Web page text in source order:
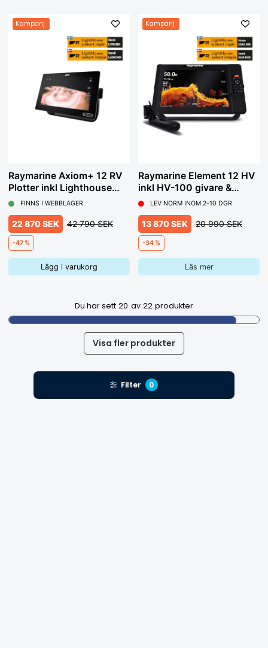
Kampanj
Raymarine Axiom+ 12 RV
Plotter inkl Lighthouse
sjökort
FINNS I WEBBLAGER
22 870 SEK 42 790 SEK
-47 %
Lägg i varukorg
Kampanj
Raymarine Element 12 HV
inkl HV-100 givare &
Lighthouse sjökort Norra
LEV NORM INOM 2-10 DGR
13 870 SEK 20 990 SEK
-34 %
Läs mer
Du har sett 20 av 22 produkter
Visa fler produkter
Filter 0